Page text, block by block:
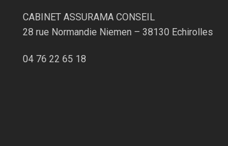
CABINET ASSURAMA CONSEIL
28 rue Normandie Niemen – 38130 Echirolles
04 76 22 65 18